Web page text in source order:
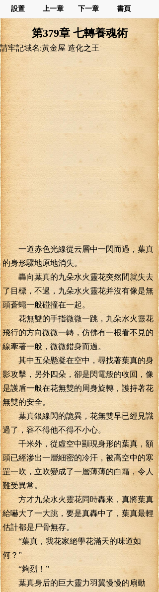
設置 上一章 下一章 書頁
第379章 七轉養魂術
請牢記域名:黃金屋 造化之王
一道赤色光線從云層中一閃而過，葉真
的身形驟地原地消失。
轟向葉真的九朵水火靈花突然間就失去
了目標，不過，九朵水火靈花并沒有像是無
頭蒼蠅一般碰撞在一起。
花無雙的手指微微一跳，九朵水火靈花
飛行的方向微微一轉，仿佛有一根看不見的
線牽著一般，微微錯身而過。
其中五朵懸凝在空中，尋找著葉真的身
影攻擊，另外四朵，卻是閃電般的收回，像
是護盾一般在花無雙的周身旋轉，護持著花
無雙的安全。
葉真銀線閃的詭異，花無雙早已經見識
過了，容不得他不得不小心。
千米外，從虛空中顯現身形的葉真，額
頭已經滲出一層細密的冷汗，被高空中的寒
罡一吹，立吹變成了一層薄薄的白霜，令人
難受異常。
方才九朵水火靈花同時轟來，真將葉真
給嚇大了一大跳，要是真轟中了，葉真最輕
估計都是尸骨無存。
“葉真，我花家絕學花滿天的味道如
何？”
“夠烈！”
葉真身后的巨大靈力羽翼慢慢的扇動